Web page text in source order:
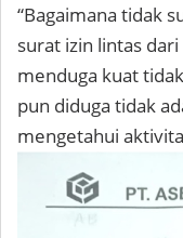
“Bagaimana tidak
surat izin lintas
menduga kuat
pun diduga tidak
mengetahui